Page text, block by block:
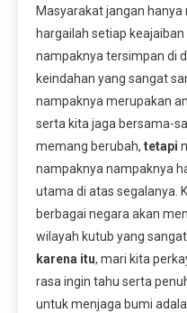
Masyarakat jangan
hargailah setiap
nampaknya tersimpan di
keindahan yang sangat
nampaknya merupakan
serta kita jaga bersama-
memang berubah, tetapi
nampaknya nampaknya
utama di atas segalanya.
berbagai negara akan
wilayah kutub yang
karena itu, mari kita
rasa ingin tahu serta
untuk menjaga bumi